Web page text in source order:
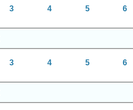
3 4 5 6
3 4 5 6